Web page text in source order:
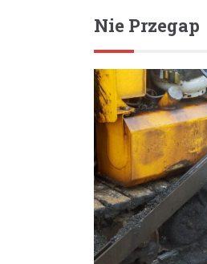
Nie Przegap